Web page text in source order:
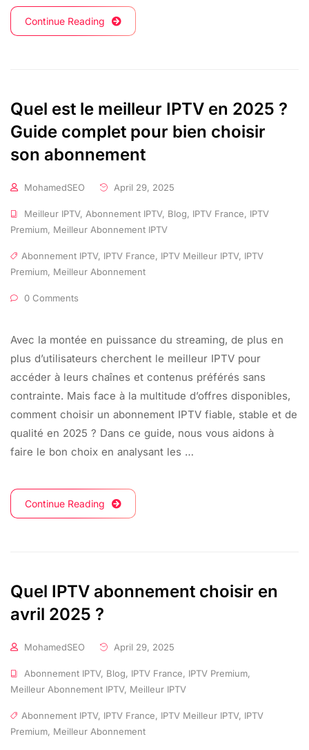
Continue Reading
Quel est le meilleur IPTV en 2025 ?
Guide complet pour bien choisir
son abonnement
MohamedSEO April 29, 2025
Meilleur IPTV, Abonnement IPTV, Blog, IPTV France, IPTV
Premium, Meilleur Abonnement IPTV
Abonnement IPTV, IPTV France, IPTV Meilleur IPTV, IPTV
Premium, Meilleur Abonnement
0 Comments
Avec la montée en puissance du streaming, de plus en
plus d’utilisateurs cherchent le meilleur IPTV pour
accéder à leurs chaînes et contenus préférés sans
contrainte. Mais face à la multitude d’offres disponibles,
comment choisir un abonnement IPTV fiable, stable et de
qualité en 2025 ? Dans ce guide, nous vous aidons à
faire le bon choix en analysant les …
Continue Reading
Quel IPTV abonnement choisir en
avril 2025 ?
MohamedSEO April 29, 2025
Abonnement IPTV, Blog, IPTV France, IPTV Premium,
Meilleur Abonnement IPTV, Meilleur IPTV
Abonnement IPTV, IPTV France, IPTV Meilleur IPTV, IPTV
Premium, Meilleur Abonnement